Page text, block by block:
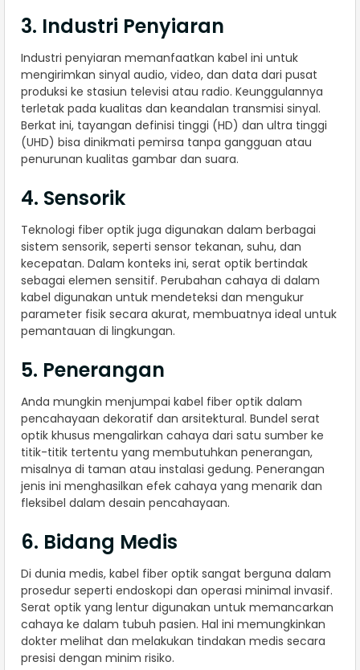
3. Industri Penyiaran
Industri penyiaran memanfaatkan kabel ini untuk
mengirimkan sinyal audio, video, dan data dari pusat
produksi ke stasiun televisi atau radio. Keunggulannya
terletak pada kualitas dan keandalan transmisi sinyal.
Berkat ini, tayangan definisi tinggi (HD) dan ultra tinggi
(UHD) bisa dinikmati pemirsa tanpa gangguan atau
penurunan kualitas gambar dan suara.
4. Sensorik
Teknologi fiber optik juga digunakan dalam berbagai
sistem sensorik, seperti sensor tekanan, suhu, dan
kecepatan. Dalam konteks ini, serat optik bertindak
sebagai elemen sensitif. Perubahan cahaya di dalam
kabel digunakan untuk mendeteksi dan mengukur
parameter fisik secara akurat, membuatnya ideal untuk
pemantauan di lingkungan.
5. Penerangan
Anda mungkin menjumpai kabel fiber optik dalam
pencahayaan dekoratif dan arsitektural. Bundel serat
optik khusus mengalirkan cahaya dari satu sumber ke
titik-titik tertentu yang membutuhkan penerangan,
misalnya di taman atau instalasi gedung. Penerangan
jenis ini menghasilkan efek cahaya yang menarik dan
fleksibel dalam desain pencahayaan.
6. Bidang Medis
Di dunia medis, kabel fiber optik sangat berguna dalam
prosedur seperti endoskopi dan operasi minimal invasif.
Serat optik yang lentur digunakan untuk memancarkan
cahaya ke dalam tubuh pasien. Hal ini memungkinkan
dokter melihat dan melakukan tindakan medis secara
presisi dengan minim risiko.